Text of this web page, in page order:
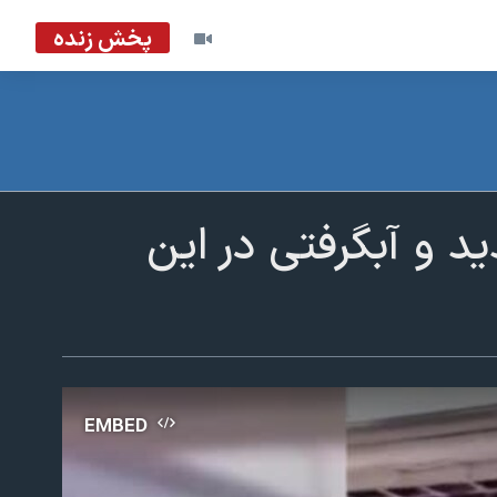
پخش زنده
و آبگرفتی در این
EMBED